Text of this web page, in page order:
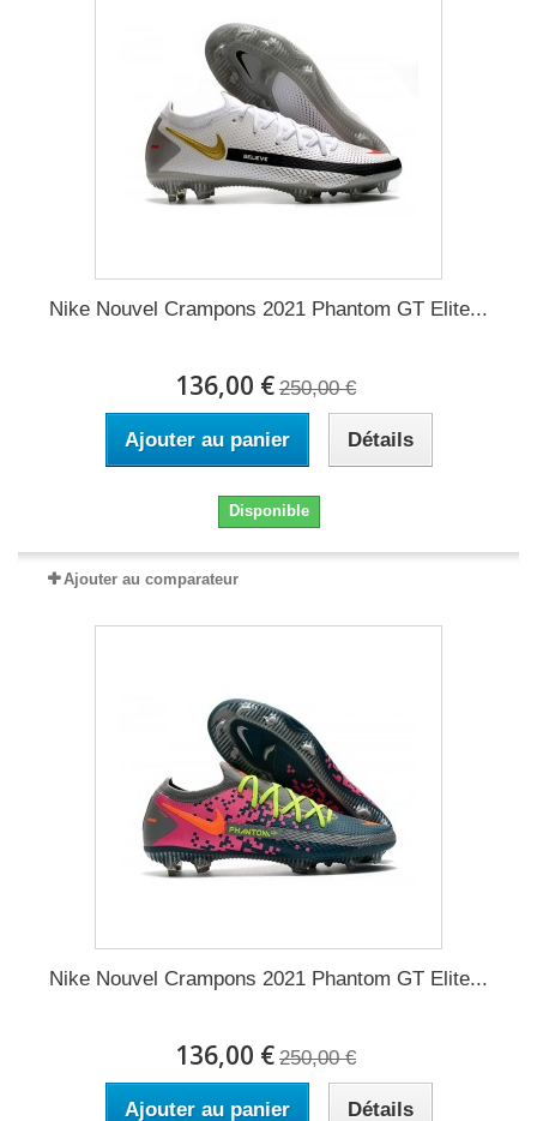
Nike Nouvel Crampons 2021 Phantom GT Elite...
136,00 € 250,00 €
Ajouter au panier Détails
Disponible
Ajouter au comparateur
Nike Nouvel Crampons 2021 Phantom GT Elite...
136,00 € 250,00 €
Ajouter au panier Détails